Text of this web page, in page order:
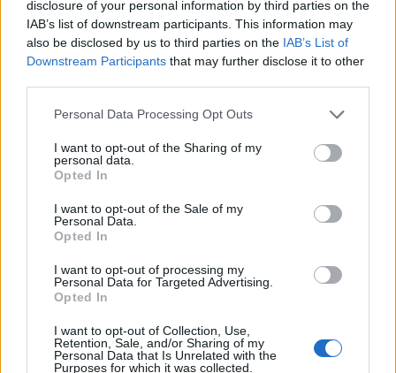
disclosure of your personal information by third parties on the
IAB’s list of downstream participants. This information may
also be disclosed by us to third parties on the IAB’s List of
Downstream Participants that may further disclose it to other
Personal Data Processing Opt Outs
I want to opt-out of the Sharing of my
personal data.
Opted In
I want to opt-out of the Sale of my
Personal Data.
Opted In
I want to opt-out of processing my
Personal Data for Targeted Advertising.
Opted In
I want to opt-out of Collection, Use,
Retention, Sale, and/or Sharing of my
Personal Data that Is Unrelated with the
Purposes for which it was collected.
5.8.2024, 18:40
Hämmentävä tilanne
olympialaisissa – penis pilasi
seiväshyppääjän mitalihaaveet